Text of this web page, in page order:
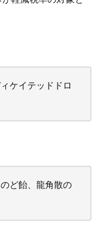
ケイテッドドロ
ど飴、龍角散の